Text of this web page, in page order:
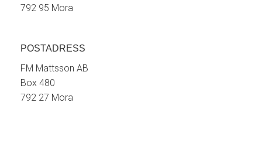
792 95 Mora
POSTADRESS
FM Mattsson AB
Box 480
792 27 Mora